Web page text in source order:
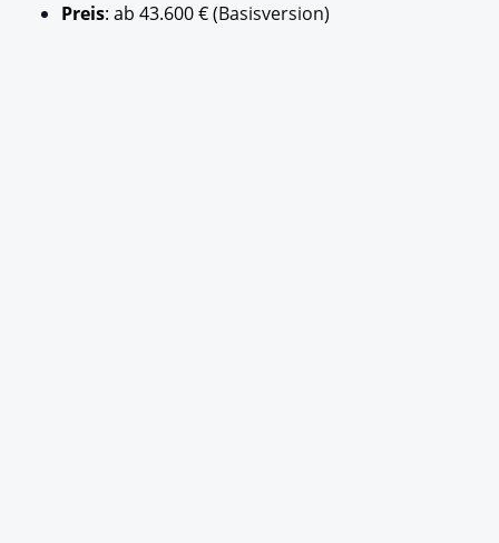
Preis: ab 43.600 € (Basisversion)